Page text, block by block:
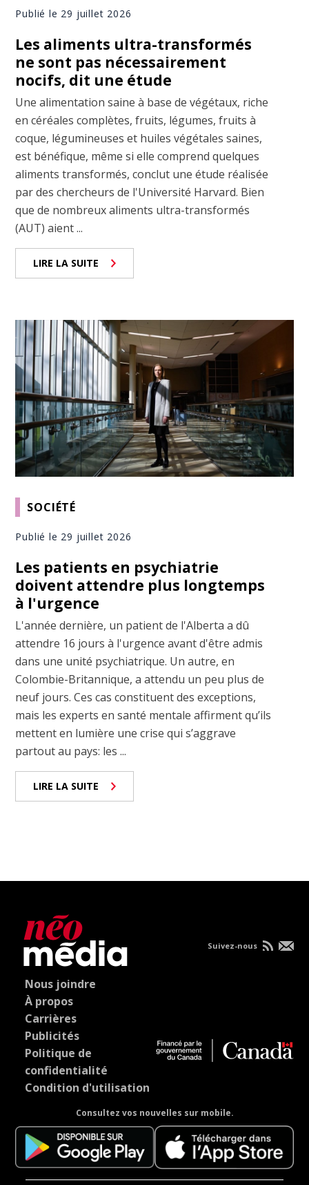
Publié le 29 juillet 2026
Les aliments ultra-transformés
ne sont pas nécessairement
nocifs, dit une étude
Une alimentation saine à base de végétaux, riche
en céréales complètes, fruits, légumes, fruits à
coque, légumineuses et huiles végétales saines,
est bénéfique, même si elle comprend quelques
aliments transformés, conclut une étude réalisée
par des chercheurs de l'Université Harvard. Bien
que de nombreux aliments ultra-transformés
(AUT) aient ...
LIRE LA SUITE
SOCIÉTÉ
Publié le 29 juillet 2026
Les patients en psychiatrie
doivent attendre plus longtemps
à l'urgence
L'année dernière, un patient de l'Alberta a dû
attendre 16 jours à l'urgence avant d'être admis
dans une unité psychiatrique. Un autre, en
Colombie-Britannique, a attendu un peu plus de
neuf jours. Ces cas constituent des exceptions,
mais les experts en santé mentale affirment qu’ils
mettent en lumière une crise qui s’aggrave
partout au pays: les ...
LIRE LA SUITE
Nous joindre
À propos
Carrières
Publicités
Politique de
confidentialité
Condition d'utilisation
Consultez vos nouvelles sur mobile.
Suivez-nous